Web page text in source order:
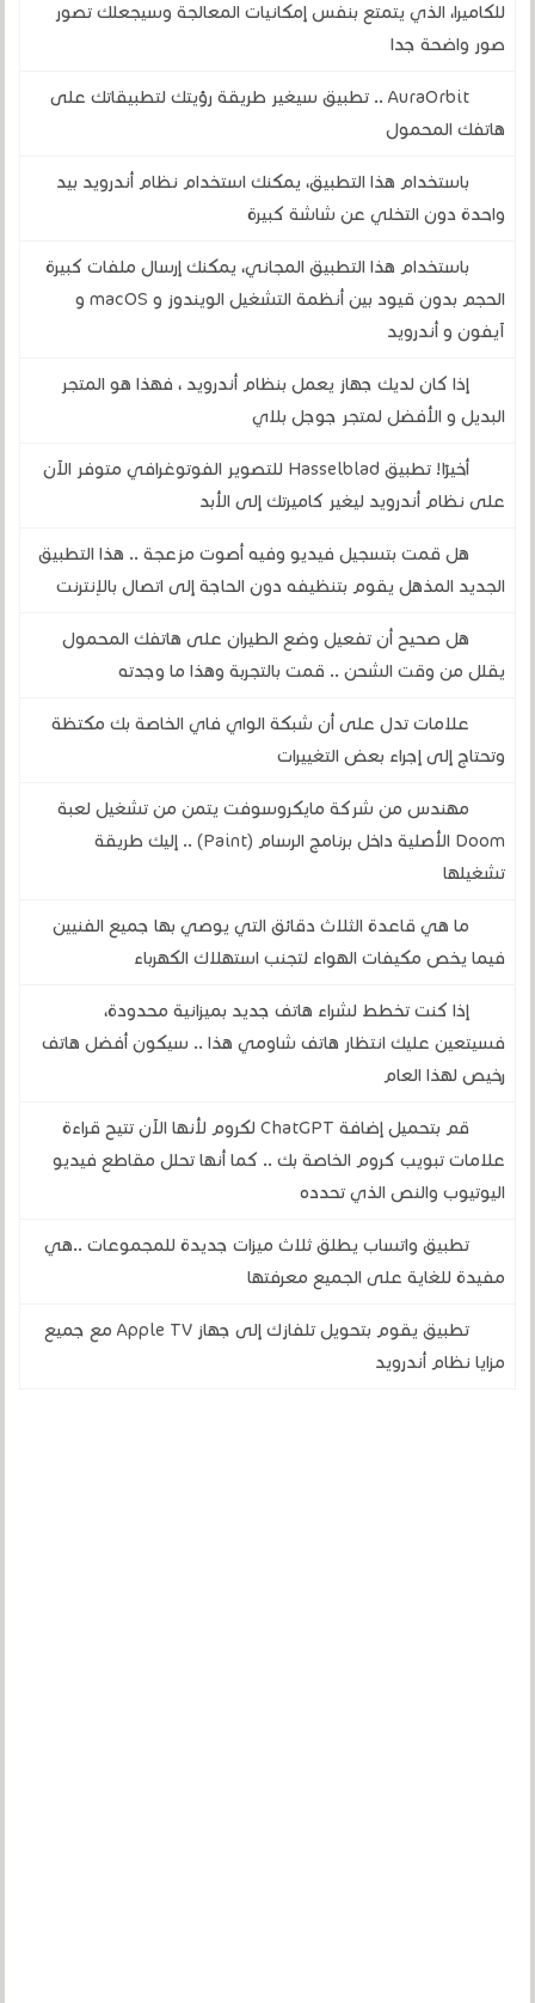
للكاميرا، الذي يتمتع بنفس إمكانيات المعالجة وسيجعلك تصور
صور واضحة جدا
AuraOrbit .. تطبيق سيغير طريقة رؤيتك لتطبيقاتك على
هاتفك المحمول
باستخدام هذا التطبيق، يمكنك استخدام نظام أندرويد بيد
واحدة دون التخلي عن شاشة كبيرة
باستخدام هذا التطبيق المجاني، يمكنك إرسال ملفات كبيرة
الحجم بدون قيود بين أنظمة التشغيل الويندوز و macOS و
آيفون و أندرويد
إذا كان لديك جهاز يعمل بنظام أندرويد ، فهذا هو المتجر
البديل و الأفضل لمتجر جوجل بلاي
أخيرًا! تطبيق Hasselblad للتصوير الفوتوغرافي متوفر الآن
على نظام أندرويد ليغير كاميرتك إلى الأبد
هل قمت بتسجيل فيديو وفيه أصوت مزعجة .. هذا التطبيق
الجديد المذهل يقوم بتنظيفه دون الحاجة إلى اتصال بالإنترنت
هل صحيح أن تفعيل وضع الطيران على هاتفك المحمول
يقلل من وقت الشحن .. قمت بالتجربة وهذا ما وجدته
علامات تدل على أن شبكة الواي فاي الخاصة بك مكتظة
وتحتاج إلى إجراء بعض التغييرات
مهندس من شركة مايكروسوفت يتمن من تشغيل لعبة
Doom الأصلية داخل برنامج الرسام (Paint) .. إليك طريقة
تشغيلها
ما هي قاعدة الثلاث دقائق التي يوصي بها جميع الفنيين
فيما يخص مكيفات الهواء لتجنب استهلاك الكهرباء
إذا كنت تخطط لشراء هاتف جديد بميزانية محدودة،
فسيتعين عليك انتظار هاتف شاومي هذا .. سيكون أفضل هاتف
رخيص لهذا العام
قم بتحميل إضافة ChatGPT لكروم لأنها الآن تتيح قراءة
علامات تبويب كروم الخاصة بك .. كما أنها تحلل مقاطع فيديو
اليوتيوب والنص الذي تحدده
تطبيق واتساب يطلق ثلاث ميزات جديدة للمجموعات ..هي
مفيدة للغاية على الجميع معرفتها
تطبيق يقوم بتحويل تلفازك إلى جهاز Apple TV مع جميع
مزايا نظام أندرويد